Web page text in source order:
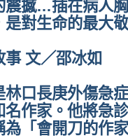
震撼…插在病人
是對生命的最大
事 文／邵冰如
林口長庚外傷急
名作家。他將急
為「會開刀的作